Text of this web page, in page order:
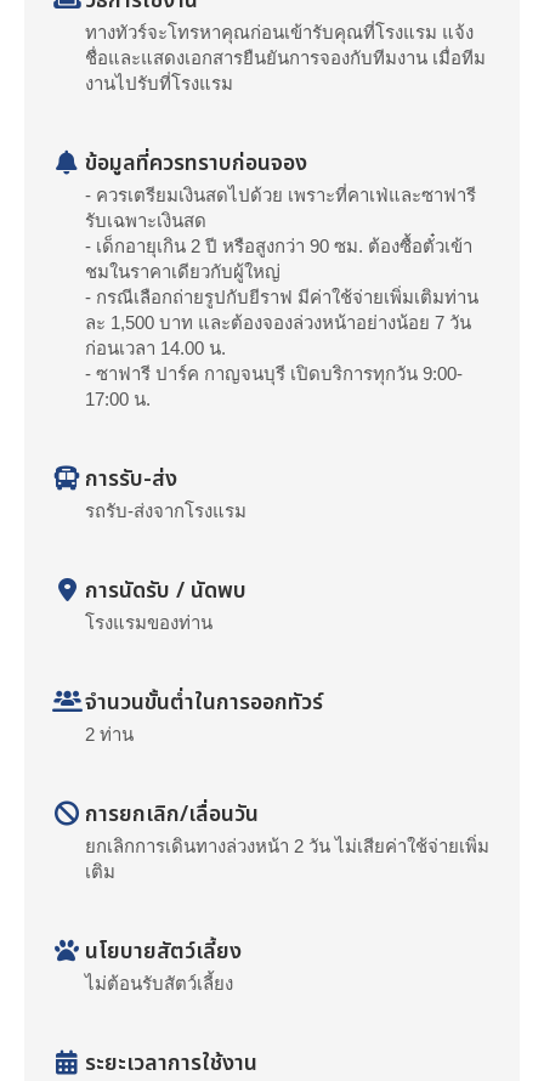
ทางทัวร์จะโทรหาคุณก่อนเข้ารับคุณที่โรงแรม แจ้ง
ชื่อและแสดงเอกสารยืนยันการจองกับทีมงาน เมื่อทีม
งานไปรับที่โรงแรม
ข้อมูลที่ควรทราบก่อนจอง
- ควรเตรียมเงินสดไปด้วย เพราะที่คาเฟ่และซาฟารี
รับเฉพาะเงินสด
- เด็กอายุเกิน 2 ปี หรือสูงกว่า 90 ซม. ต้องซื้อตั๋วเข้า
ชมในราคาเดียวกับผู้ใหญ่
- กรณีเลือกถ่ายรูปกับยีราฟ มีค่าใช้จ่ายเพิ่มเติมท่าน
ละ 1,500 บาท และต้องจองล่วงหน้าอย่างน้อย 7 วัน
ก่อนเวลา 14.00 น.
- ซาฟารี ปาร์ค กาญจนบุรี เปิดบริการทุกวัน 9:00-
17:00 น.
การรับ-ส่ง
รถรับ-ส่งจากโรงแรม
การนัดรับ / นัดพบ
โรงแรมของท่าน
จำนวนขั้นต่ำในการออกทัวร์
2 ท่าน
การยกเลิก/เลื่อนวัน
ยกเลิกการเดินทางล่วงหน้า 2 วัน ไม่เสียค่าใช้จ่ายเพิ่ม
เติม
นโยบายสัตว์เลี้ยง
ไม่ต้อนรับสัตว์เลี้ยง
ระยะเวลาการใช้งาน